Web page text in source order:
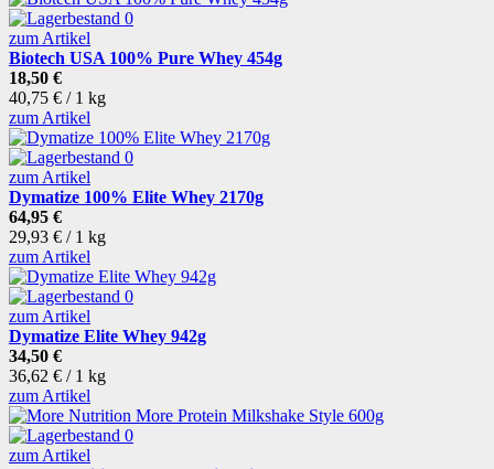
zum Artikel
Biotech USA 100% Pure Whey 454g
18,50 €
40,75 € / 1 kg
zum Artikel
zum Artikel
Dymatize 100% Elite Whey 2170g
64,95 €
29,93 € / 1 kg
zum Artikel
zum Artikel
Dymatize Elite Whey 942g
34,50 €
36,62 € / 1 kg
zum Artikel
zum Artikel